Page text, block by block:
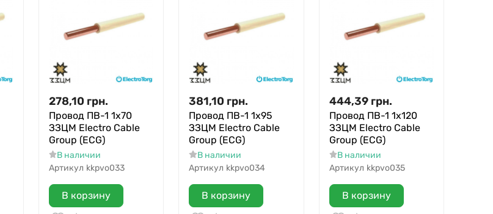
278,10 грн.
Провод ПВ-1 1х70
ЗЗЦМ Electro Cable
Group (ECG)
В наличии
Артикул kkpvo033
В корзину
381,10 грн.
Провод ПВ-1 1х95
ЗЗЦМ Electro Cable
Group (ECG)
В наличии
Артикул kkpvo034
В корзину
444,39 грн.
Провод ПВ-1 1х120
ЗЗЦМ Electro Cable
Group (ECG)
В наличии
Артикул kkpvo035
В корзину